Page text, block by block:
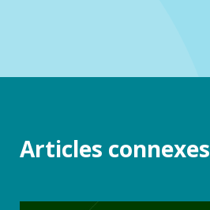
Articles connexes